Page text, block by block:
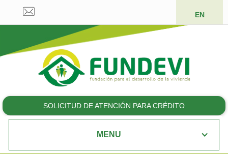
EN
SOLICITUD DE ATENCIÓN PARA CRÉDITO
MENU